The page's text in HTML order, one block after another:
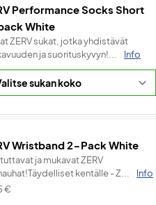
Performance Socks Short
White
ZERV sukat, jotka yhdistävät
ja suorituskyvyn!...
Info
Wristband 2-Pack White
ja mukavat ZERV
kentälle - Z...
Info
€